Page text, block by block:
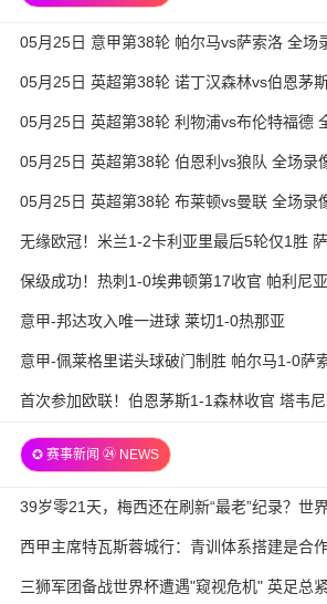
05月25日 意甲第38轮 帕尔马vs萨索洛 全场
05月25日 英超第38轮 诺丁汉森林vs伯恩茅
05月25日 英超第38轮 利物浦vs布伦特福德
05月25日 英超第38轮 伯恩利vs狼队 全场录
05月25日 英超第38轮 布莱顿vs曼联 全场录
无缘欧冠！米兰1-2卡利亚里最后5轮仅1胜
主
保级成功！热刺1-0埃弗顿第17收官 帕利尼
意甲-邦达攻入唯一进球 莱切1-0热那亚
意甲-佩莱格里诺头球破门制胜 帕尔马1-0萨
首次参加欧联！伯恩茅斯1-1森林收官 塔韦
✪ 赛事新闻 ㉔ NEWS
39岁零21天，梅西还在刷新“最老”纪录？世
西甲主席特瓦斯蓉城行：青训体系搭建是合
待加强
三狮军团备战世界杯遭遇"窥视危机" 英足总